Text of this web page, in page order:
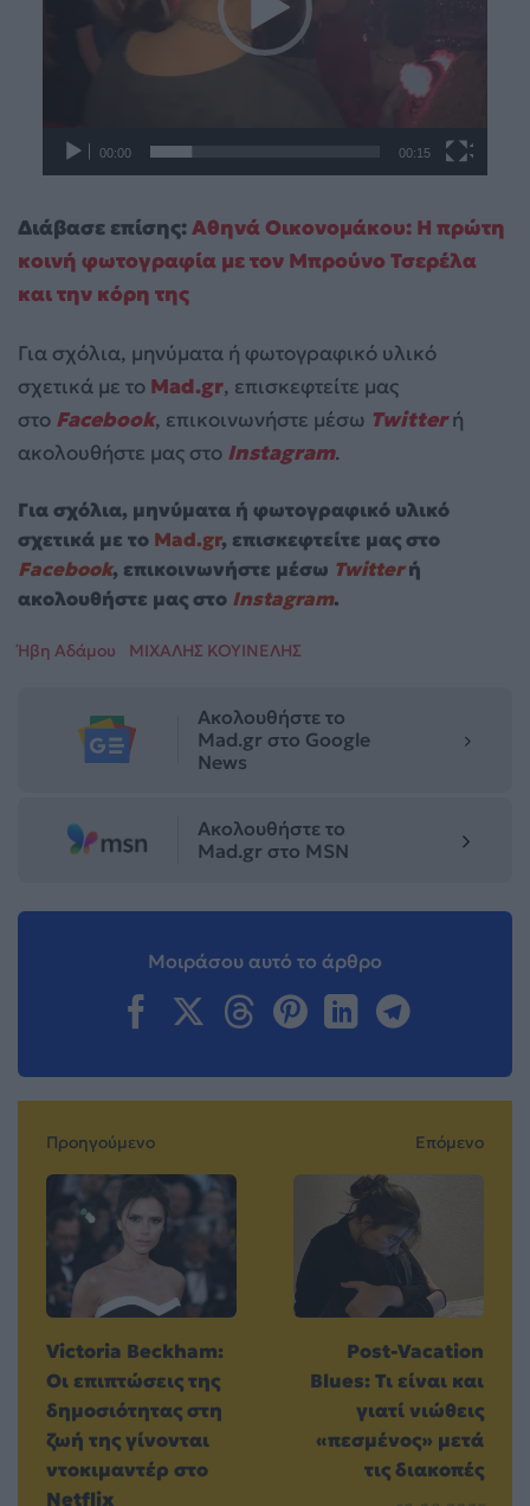
00:00 00:15
Διάβασε επίσης:Αθηνά Οικονομάκου: Η πρώτη
κοινή φωτογραφία με τον Μπρούνο Τσερέλα
και την κόρη της
Για σχόλια, μηνύματα ή φωτογραφικό υλικό
σχετικά με το Mad.gr, επισκεφτείτε μας
στο Facebook, επικοινωνήστε μέσω Twitter ή
ακολουθήστε μας στο Instagram.
Για σχόλια, μηνύματα ή φωτογραφικό υλικό
σχετικά με το Mad.gr, επισκεφτείτε μας στο
Facebook, επικοινωνήστε μέσω Twitterή
ακολουθήστε μας στο Instagram.
Ήβη Αδάμου ΜΙΧΑΛΗΣ ΚΟΥΙΝΕΛΗΣ
Ακολουθήστε το
Mad.gr στο Google
News
Ακολουθήστε το
Mad.gr στο MSN
Μοιράσου αυτό το άρθρο
Προηγούμενο
Victoria Beckham:
Οι επιπτώσεις της
δημοσιότητας στη
ζωή της γίνονται
ντοκιμαντέρ στο
Netflix
Επόμενο
Post-Vacation
Blues: Τι είναι και
γιατί νιώθεις
«πεσμένος» μετά
τις διακοπές